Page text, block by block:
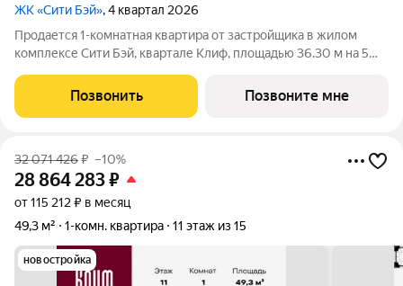
ЖК «Сити Бэй», 4 квартал 2026
Продается 1-комнатная квартира от застройщика в жилом
комплексе Сити Бэй, квартале Клиф, площадью 36.30 м на 5
пять Клубных домов на первой линии озелененной
набережной Реки Москвы. Со
Позвонить Позвоните мне
32 071 426₽ –10%
28 864 283₽
от 115 212 ₽ в месяц
49,3 м²
1-комн. квартира 11 этаж из 15
новостройка